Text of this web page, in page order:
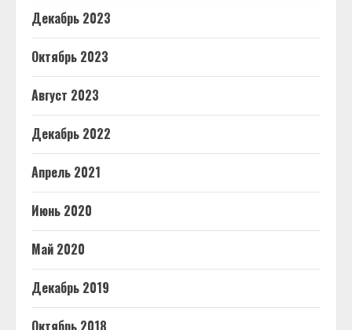
Декабрь 2023
Октябрь 2023
Август 2023
Декабрь 2022
Апрель 2021
Июнь 2020
Май 2020
Декабрь 2019
Октябрь 2018